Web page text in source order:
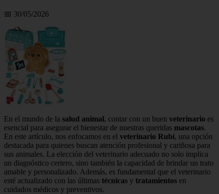
📅 30/05/2026
En el mundo de la salud animal, contar con un buen veterinario es
esencial para asegurar el bienestar de nuestras queridas mascotas.
En este artículo, nos enfocamos en el veterinario Rubí, una opción
destacada para quienes buscan atención profesional y cariñosa para
sus animales. La elección del veterinario adecuado no solo implica
un diagnóstico certero, sino también la capacidad de brindar un trato
amable y personalizado. Además, es fundamental que el veterinario
esté actualizado con las últimas técnicas y tratamientos en
cuidados médicos y preventivos.